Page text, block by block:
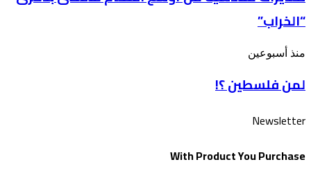
الأقصى
أوسع
اقتحام
للأقصى
بذكرى
“الخراب”
“الخراب”
لمن
؟!
منذ أسبوعين
لمن فلسطين ؟!
Newsletter
With Product You Purchase